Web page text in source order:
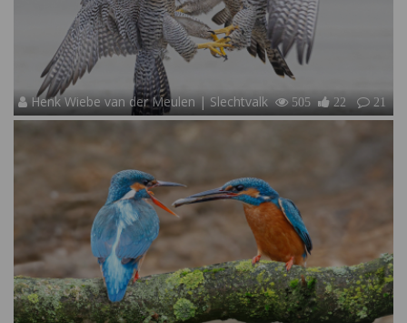
Henk Wiebe van der Meulen | Slechtvalk 505 22 21